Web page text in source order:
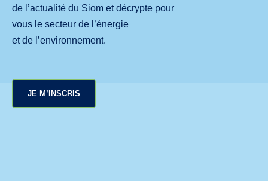
de l’actualité du Siom et décrypte pour
vous le secteur de l’énergie
et de l’environnement.
JE M’INSCRIS